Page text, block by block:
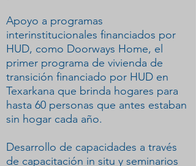
Apoyo a programas
interinstitucionales financiados por
HUD, como Doorways Home, el
primer programa de vivienda de
transición financiado por HUD en
Texarkana que brinda hogares para
hasta 60 personas que antes estaban
sin hogar cada año.
Desarrollo de capacidades a través
de capacitación in situ y seminarios